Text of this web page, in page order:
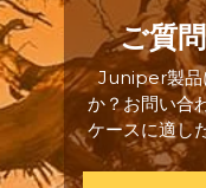
ご質
Juniper製品
か？お問い合
ケースに適し